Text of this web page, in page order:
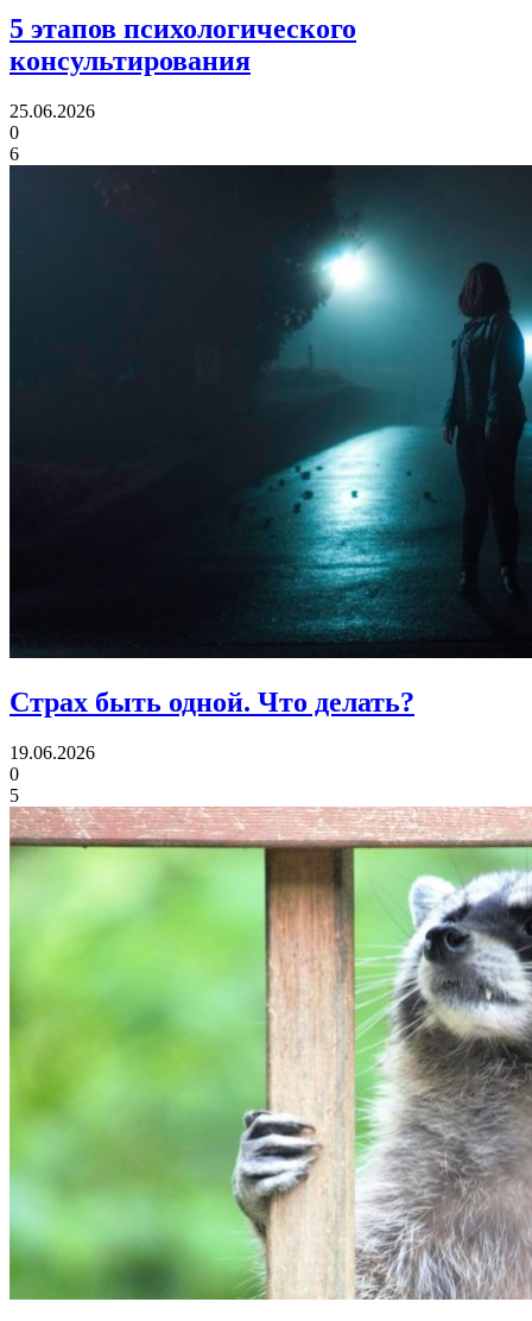
5 этапов психологического
консультирования
25.06.2026
0
6
Страх быть одной. Что делать?
19.06.2026
0
5